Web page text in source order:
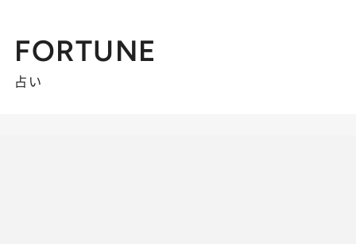
FORTUNE
占い